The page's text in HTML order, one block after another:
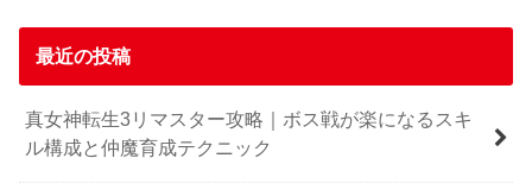
最近の投稿
真女神転生3リマスター攻略｜ボス戦が楽になるスキ
ル構成と仲魔育成テクニック